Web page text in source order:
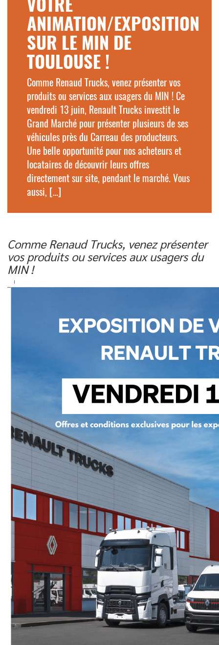
ANIMATION/EXPOSITION
SUR LE MIN DE
TOULOUSE !
Comme Renaud Trucks, venez présenter vos
produits ou services aux usagers du MIN ! Ce
vendredi 13 juin, Renault Trucks investit le
Grand Marché pour présenter plusieurs de ses
véhicules près du Carreau des producteurs.
Une belle opportunité pour nos acheteurs et
locataires de découvrir leurs offres
directement sur site, pendant le marché. Vous
aussi, […]
Comme Renaud Trucks, venez présenter
vos produits ou services aux usagers du
MIN !